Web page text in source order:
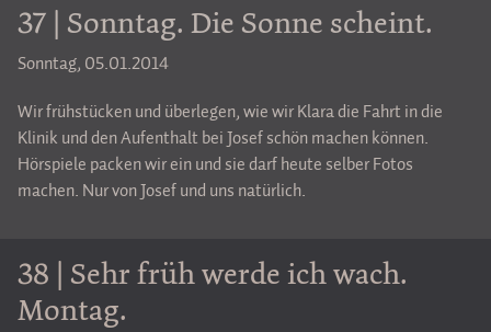
37 | Sonntag. Die Sonne scheint.
Sonntag, 05.01.2014
Wir frühstücken und überlegen, wie wir Klara die Fahrt in die
Klinik und den Aufenthalt bei Josef schön machen können.
Hörspiele packen wir ein und sie darf heute selber Fotos
machen. Nur von Josef und uns natürlich.
38 | Sehr früh werde ich wach.
Montag.